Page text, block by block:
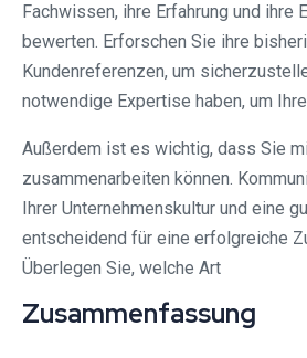
Fachwissen, ihre Erfahrung und ihre
bewerten. Erforschen Sie ihre
Kundenreferenzen, um
notwendige Expertise haben, um
Außerdem ist es wichtig, dass Sie
zusammenarbeiten können.
Ihrer Unternehmenskultur und eine
entscheidend für eine erfolgreiche
Überlegen Sie, welche Art
Zusammenfassung